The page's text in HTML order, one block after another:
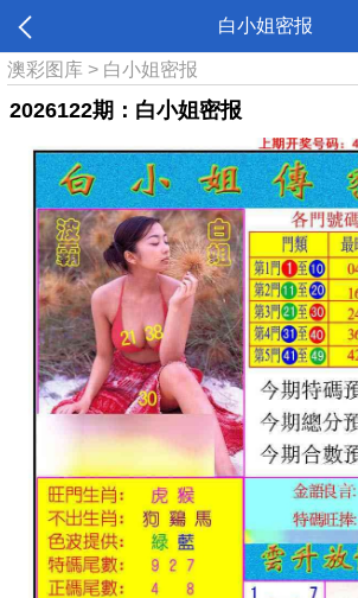
白小姐密报
澳彩图库 > 白小姐密报
2026122期：白小姐密报